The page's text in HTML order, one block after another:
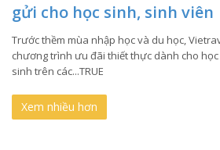
gửi cho học sinh, sinh viên
Trước thềm mùa nhập học và du học,
chương trình ưu đãi thiết thực dành cho
sinh trên các...TRUE
Xem nhiều hơn